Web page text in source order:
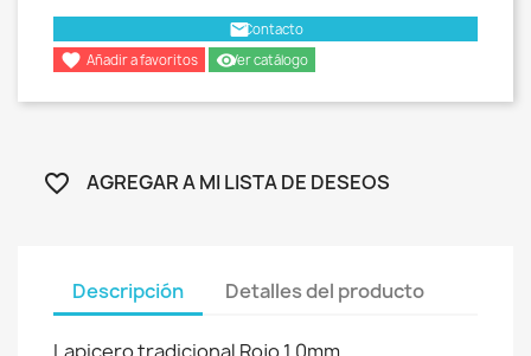
emailContacto
 Añadir a favoritos remove_red_eyeVer catálogo
favorite_border AGREGAR A MI LISTA DE DESEOS
Descripción Detalles del producto